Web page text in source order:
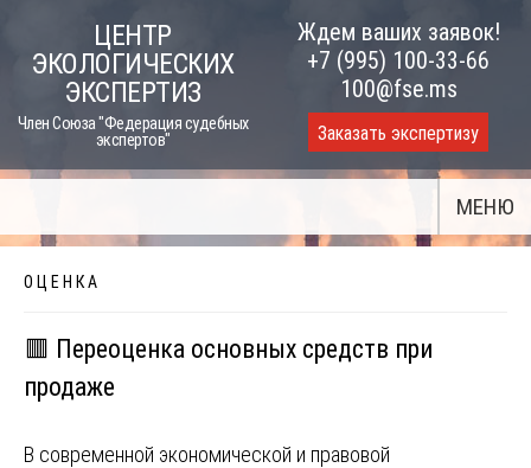
content
ЦЕНТР
ЭКОЛОГИЧЕСКИХ
ЭКСПЕРТИЗ
Член Союза "Федерация судебных
экспертов"
Ждем ваших заявок!
+7 (995) 100-33-66
100@fse.ms
Заказать экспертизу
МЕНЮ
О Ц Е Н К А
🟥 Переоценка основных средств при
продаже
В современной экономической и правовой